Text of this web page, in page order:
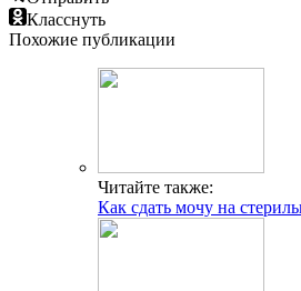
Класснуть
Похожие публикации
Читайте также:
Как сдать мочу на